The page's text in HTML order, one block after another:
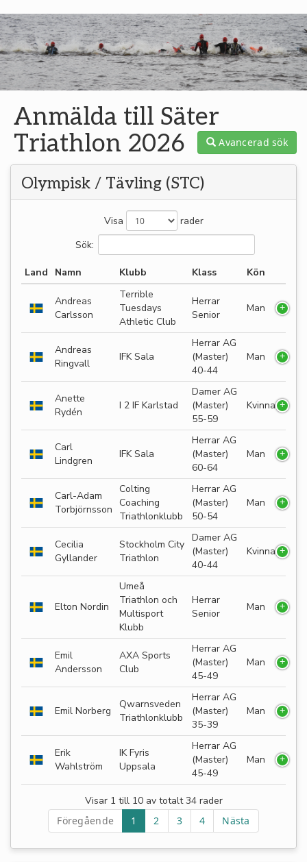
Anmälda till Säter
Triathlon 2026
Avancerad sök
Olympisk / Tävling (STC)
Visa
rader
Sök:
Land Namn Klubb Klass Kön
Andreas
Carlsson
Terrible
Tuesdays
Athletic Club
Herrar
Senior
Man
Andreas
Ringvall
IFK Sala
Herrar AG
(Master)
40-44
Man
Anette
Rydén
I 2 IF Karlstad
Damer AG
(Master)
55-59
Kvinna
Carl
Lindgren
IFK Sala
Herrar AG
(Master)
60-64
Man
Carl-Adam
Torbjörnsson
Colting
Coaching
Triathlonklubb
Herrar AG
(Master)
50-54
Man
Cecilia
Gyllander
Stockholm City
Triathlon
Damer AG
(Master)
40-44
Kvinna
Elton Nordin
Umeå
Triathlon och
Multisport
Klubb
Herrar
Senior
Man
Emil
Andersson
AXA Sports
Club
Herrar AG
(Master)
45-49
Man
Emil Norberg
Qwarnsveden
Triathlonklubb
Herrar AG
(Master)
35-39
Man
Erik
Wahlström
IK Fyris
Uppsala
Herrar AG
(Master)
45-49
Man
Visar 1 till 10 av totalt 34 rader
Föregående
1 2 3 4 Nästa